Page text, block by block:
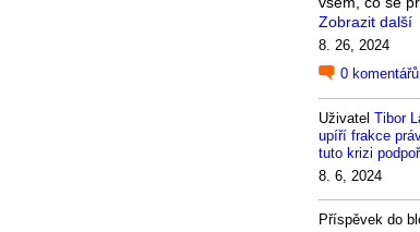
Zobrazit další
8. 26, 2024
0 komentářů
Uživatel Tibor
upíří frakce
tuto krizi
8. 6, 2024
Příspěvek do